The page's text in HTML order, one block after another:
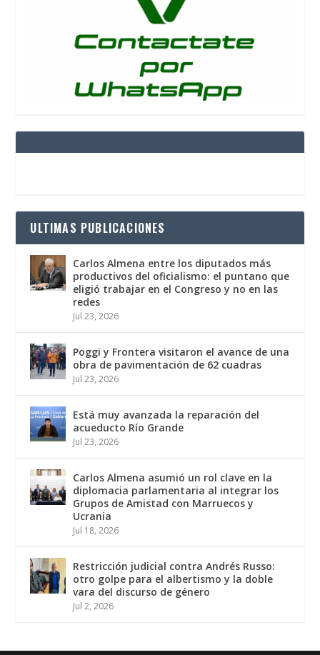
ULTIMAS PUBLICACIONES
Carlos Almena entre los diputados más
productivos del oficialismo: el puntano que
eligió trabajar en el Congreso y no en las
redes
Jul 23, 2026
Poggi y Frontera visitaron el avance de una
obra de pavimentación de 62 cuadras
Jul 23, 2026
Está muy avanzada la reparación del
acueducto Río Grande
Jul 23, 2026
Carlos Almena asumió un rol clave en la
diplomacia parlamentaria al integrar los
Grupos de Amistad con Marruecos y
Ucrania
Jul 18, 2026
Restricción judicial contra Andrés Russo:
otro golpe para el albertismo y la doble
vara del discurso de género
Jul 2, 2026